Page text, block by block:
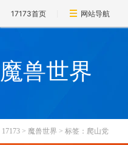
17173首页 网站导航
魔兽世界
17173 > 魔兽世界 > 标签：爬山党